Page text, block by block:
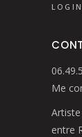
LOGIN
Me
entre